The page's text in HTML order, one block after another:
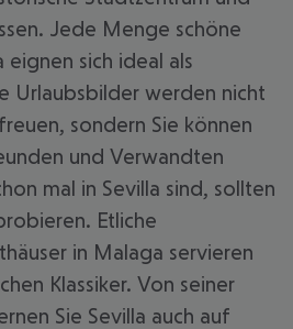
Jede Menge schöne
sich ideal als
Urlaubsbilder werden nicht
sondern Sie können
und Verwandten
mal in Sevilla sind, sollten
Etliche
in Malaga servieren
Klassiker. Von seiner
Sie Sevilla auch auf